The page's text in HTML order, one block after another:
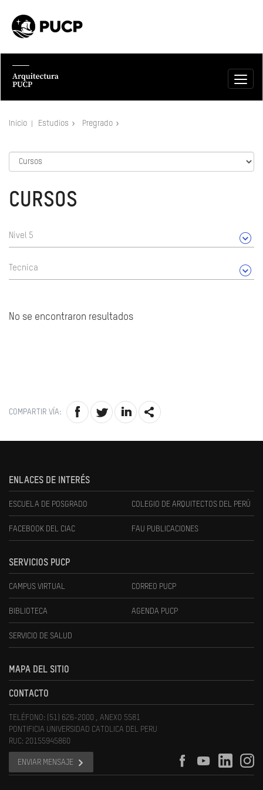
Inicio Estudios Pregrado
CURSOS
Nivel 5
Tecnica
No se encontraron resultados
COMPARTIR VÍA:
ENLACES DE INTERÉS
ESCUELA DE POSGRADO COLEGIO DE ARQUITECTOS DEL PERÚ
FACEBOOK DEL CIAC FAU PUBLICACIONES
SERVICIOS PUCP
CAMPUS VIRTUAL CORREO PUCP
BIBLIOTECA AGENDA PUCP
SERVICIO DE SALUD
MAPA DEL SITIO
CONTACTO
TELÉFONO: (51) 626-2000 , ANEXO 5581
PONTIFICIA UNIVERSIDAD CATOLICA DEL PERU
RUC: 20155945860
ENVIAR MENSAJE